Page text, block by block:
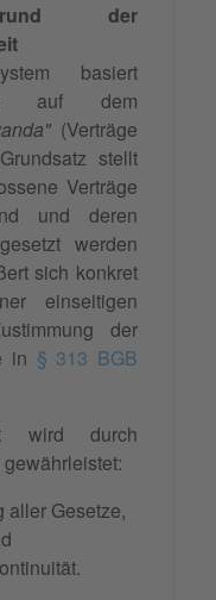
der
basiert
auf dem
(Verträge
stellt
Verträge
und deren
werden
sich konkret
einseitigen
der
in § 313 BGB
wird durch
aller Gesetze,